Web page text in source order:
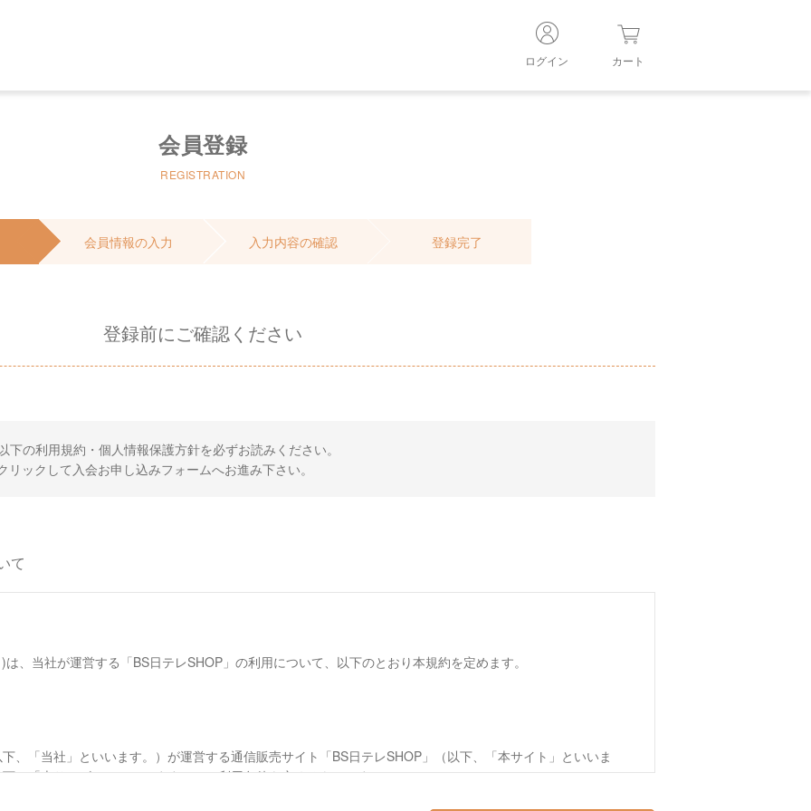
ログイン カート
会員登録
REGISTRATION
会員情報の入力 入力内容の確認 登録完了
登録前にご確認ください
の利用規約・個人情報保護方針を必ずお読みください。
ックして入会お申し込みフォームへお進み下さい。
て
、当社が運営する「BS日テレSHOP」の利用について、以下のとおり本規約を定めます。
、「当社」といいます。）が運営する通信販売サイト「BS日テレSHOP」（以下、「本サイト」といいま
、「本サービス」といいます。）の利用条件を定めるものです。